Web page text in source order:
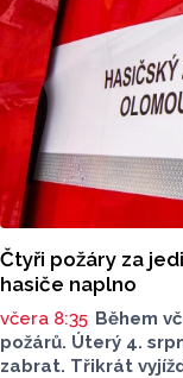
Čtyři požáry za
hasiče naplno
včera 8:35 Během
požárů. Úterý 4.
zabrat. Třikrát